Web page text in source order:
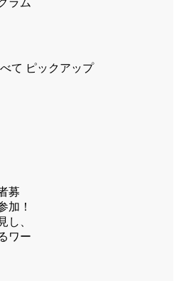
て ピックアップ
募
加！
し、
ワー